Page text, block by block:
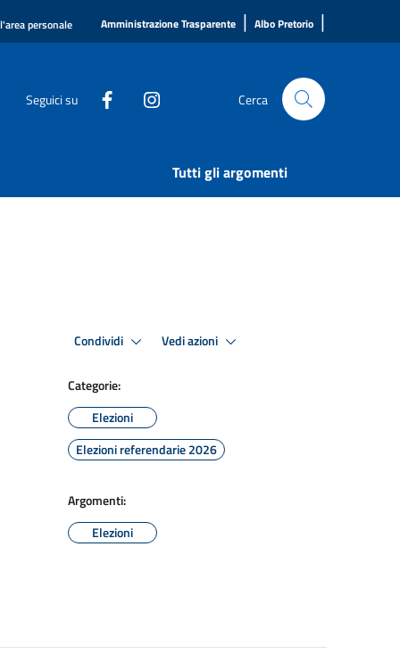
personale Amministrazione Trasparente | Albo Pretorio |
Seguici su Cerca
Tutti gli argomenti
Condividi Vedi azioni
Categorie:
Elezioni
Elezioni referendarie 2026
Argomenti:
Elezioni